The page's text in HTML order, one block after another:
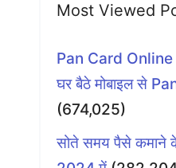
Most Viewed
Pan Card
घर बैठे मोबाइल से
(674,025)
सोते समय पैसे कमाने